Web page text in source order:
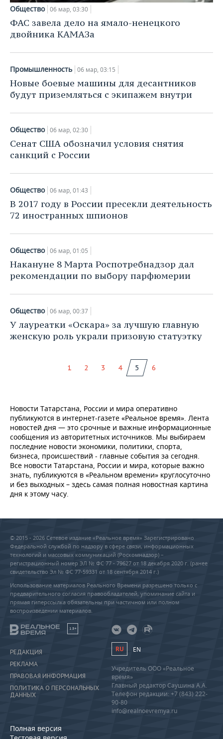
Общество 06 мар, 03:30
ФАС завела дело на ямало-ненецкого
двойника КАМАЗа
Промышленность 06 мар, 03:15
Новые боевые машины для десантников
будут приземляться с экипажем внутри
Общество 06 мар, 02:30
Сенат США обозначил условия снятия
санкций с России
Общество 06 мар, 01:43
В 2017 году в России пресекли деятельность
72 иностранных шпионов
Общество 06 мар, 01:05
Накануне 8 Марта Роспотребнадзор дал
рекомендации по выбору парфюмерии
Общество 06 мар, 00:37
У лауреатки «Оскара» за лучшую главную
женскую роль украли призовую статуэтку
1 2 3 4 5 6
Новости Татарстана, России и мира оперативно
публикуются в интернет-газете «Реальное время». Лента
новостей дня — это срочные и важные информационные
сообщения из авторитетных источников. Мы выбираем
последние новости экономики, политики, спорта,
бизнеса, происшествий - главные события за сегодня.
Все новости Татарстана, России и мира, которые важно
знать, публикуются в «Реальном времени» круглосуточно
и без выходных – здесь самая полная новостная картина
дня к этому часу.
© 2015 - 2026 Сетевое издание «Реальное время» Зарегистрировано
Федеральной службой по надзору в сфере связи, информационных
технологий и массовых коммуникаций (Роскомнадзор) –
регистрационный номер ЭЛ № ФС 77 - 79627 от 18 декабря 2020 г. (ранее
свидетельство Эл № ФС 77-59331 от 18 сентября 2014 г.)
Использование материалов Реального Времени разрешено только с
предварительного согласия правообладателей, упоминание сайта и
прямая гиперссылка обязательны при частичном или полном
воспроизведении материалов.
18+
РЕДАКЦИЯ
РЕКЛАМА
ПРАВОВАЯ ИНФОРМАЦИЯ
ПОЛИТИКА О ПЕРСОНАЛЬНЫХ
ДАННЫХ
Полная версия
RU EN
Учредитель ООО «Реальное
время»
Главный редактор Саушина А.А.
Телефон редакции: +7 (843) 222-
90-80
info@realnoevremya.ru